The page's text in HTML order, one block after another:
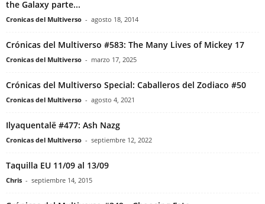
the Galaxy parte...
Cronicas del Multiverso - agosto 18, 2014
Crónicas del Multiverso #583: The Many Lives of Mickey 17
Cronicas del Multiverso - marzo 17, 2025
Crónicas del Multiverso Special: Caballeros del Zodiaco #50
Cronicas del Multiverso - agosto 4, 2021
Ilyaquentalë #477: Ash Nazg
Cronicas del Multiverso - septiembre 12, 2022
Taquilla EU 11/09 al 13/09
Chris - septiembre 14, 2015